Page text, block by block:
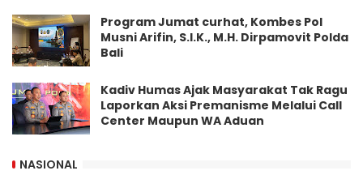
Program Jumat curhat, Kombes Pol
Musni Arifin, S.I.K., M.H. Dirpamovit Polda
Bali
Kadiv Humas Ajak Masyarakat Tak Ragu
Laporkan Aksi Premanisme Melalui Call
Center Maupun WA Aduan
NASIONAL